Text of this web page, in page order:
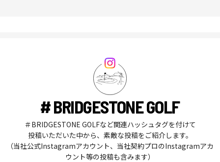
# BRIDGESTONE GOLF
＃BRIDGESTONE GOLFなど関連ハッシュタグを付けて
投稿いただいた中から、素敵な投稿をご紹介します。
（当社公式Instagramアカウント、当社契約プロのInstagramアカ
ウント等の投稿も含みます）